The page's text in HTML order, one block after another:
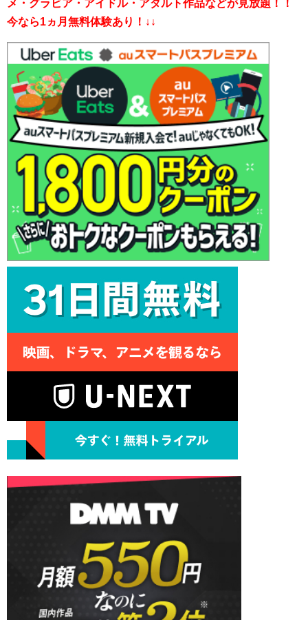
メ・グラビア・アイドル・アダルト作品などが見放題！！
今なら1ヵ月無料体験あり！↓↓